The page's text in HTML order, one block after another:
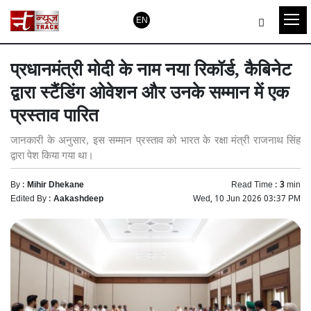
EN
प्रधानमंत्री मोदी के नाम नया रिकॉर्ड, कैबिनेट
द्वारा स्टैंडिंग ओवेशन और उनके सम्मान में एक
प्रस्ताव पारित
जानकारी के अनुसार, इस सम्मान प्रस्ताव को भारत के रक्षा मंत्री राजनाथ सिंह
द्वारा पेश किया गया था।
By :Mihir Dhekane Read Time :3min
Edited By :Aakashdeep Wed, 10 Jun 2026 03:37 PM